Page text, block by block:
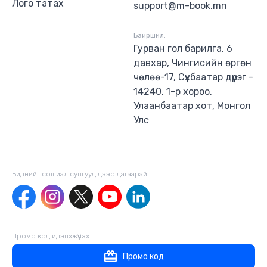
Лого татах
support@m-book.mn
Байршил:
Гурван гол барилга, 6
давхар, Чингисийн өргөн
чөлөө-17, Сүхбаатар дүүрэг -
14240, 1-р хороо,
Улаанбаатар хот, Монгол
Улс
Биднийг сошиал сувгууд дээр дагаaрай
Промо код идэвхжүүлэх
Промо код